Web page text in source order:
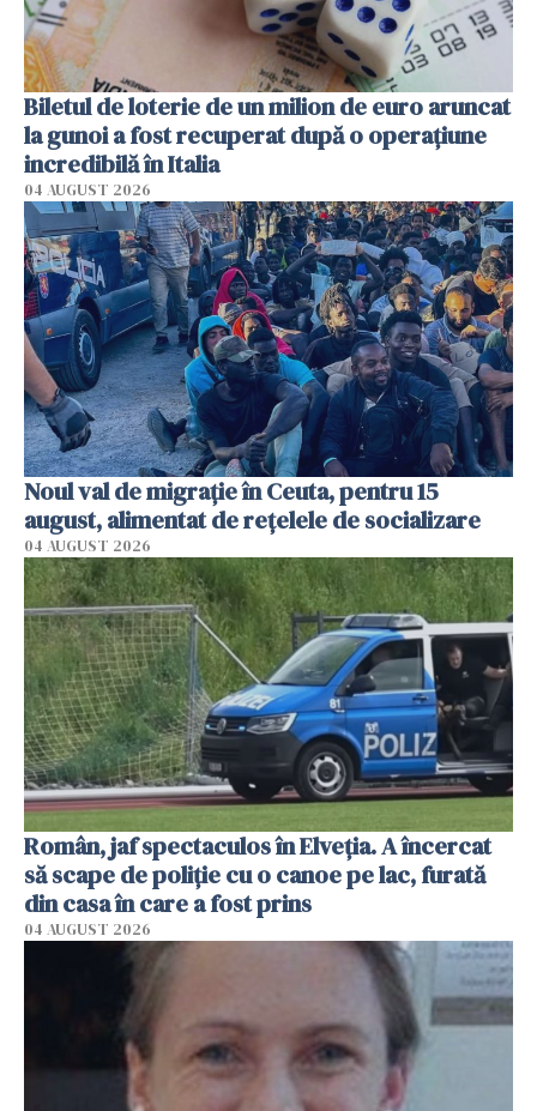
Biletul de loterie de un milion de euro aruncat
la gunoi a fost recuperat după o operațiune
incredibilă în Italia
04 AUGUST 2026
Noul val de migrație în Ceuta, pentru 15
august, alimentat de rețelele de socializare
04 AUGUST 2026
Român, jaf spectaculos în Elveția. A încercat
să scape de poliție cu o canoe pe lac, furată
din casa în care a fost prins
04 AUGUST 2026